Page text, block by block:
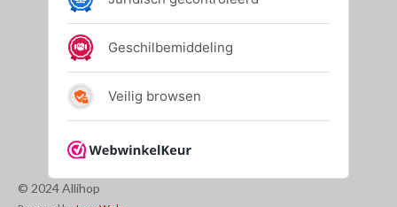
© 2024 Allihop